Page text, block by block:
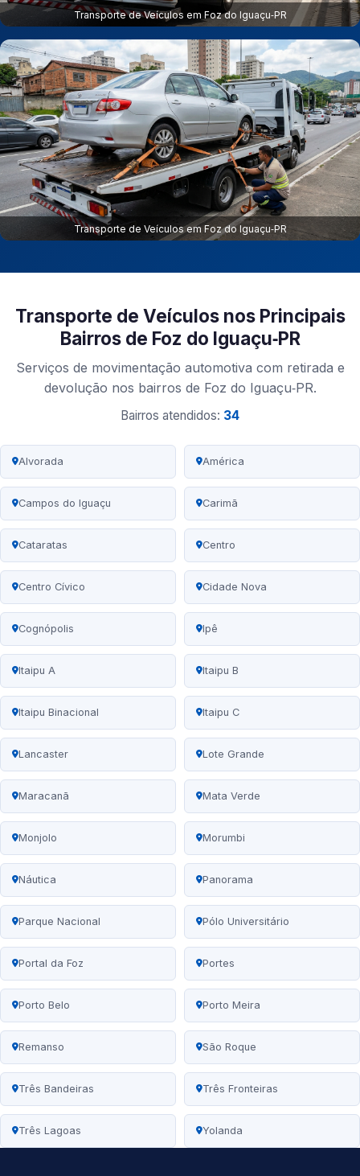
Transporte de Veículos em Foz do Iguaçu‑PR
Transporte de Veículos em Foz do Iguaçu‑PR
Transporte de Veículos nos Principais
Bairros de Foz do Iguaçu‑PR
Serviços de movimentação automotiva com retirada e
devolução nos bairros de Foz do Iguaçu‑PR.
Bairros atendidos: 34
Alvorada América
Campos do Iguaçu Carimã
Cataratas Centro
Centro Cívico Cidade Nova
Cognópolis Ipê
Itaipu A Itaipu B
Itaipu Binacional Itaipu C
Lancaster Lote Grande
Maracanã Mata Verde
Monjolo Morumbi
Náutica Panorama
Parque Nacional Pólo Universitário
Portal da Foz Portes
Porto Belo Porto Meira
Remanso São Roque
Três Bandeiras Três Fronteiras
Três Lagoas Yolanda